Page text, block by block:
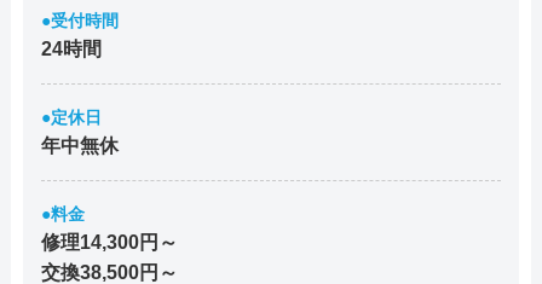
●受付時間
24時間
●定休日
年中無休
●料金
修理14,300円～
交換38,500円～